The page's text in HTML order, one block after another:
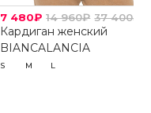
7 480₽ 14 960₽ 37 400₽
Кардиган женский
BIANCALANCIA
S M L